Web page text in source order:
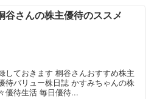
谷さんの株主優待のススメ
しておきます 桐谷さんおすすめ株主
待バリュー株日誌 かすみちゃんの株
優待生活 毎日優待...